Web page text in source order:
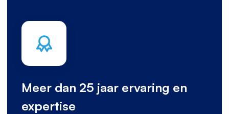
Meer dan 25 jaar ervaring en
expertise